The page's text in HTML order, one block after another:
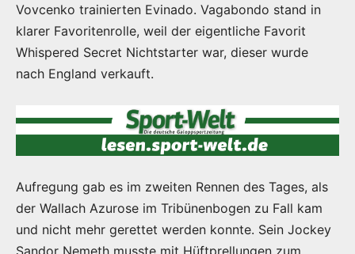
Vovcenko trainierten Evinado. Vagabondo stand in
klarer Favoritenrolle, weil der eigentliche Favorit
Whispered Secret Nichtstarter war, dieser wurde
nach England verkauft.
Aufregung gab es im zweiten Rennen des Tages, als
der Wallach Azurose im Tribünenbogen zu Fall kam
und nicht mehr gerettet werden konnte. Sein Jockey
Sandor Nemeth musste mit Hüftprellungen zum